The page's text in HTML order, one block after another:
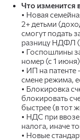
Что изменится
• Новая
2+ детьми
смогут подать
разницу НДФЛ
• Госпошлины
номер (с 1
• ИП на
смене режима,
• Блокировка
блокировать
быстрее (в тот
• НДС при
налога, иначе
• Новые